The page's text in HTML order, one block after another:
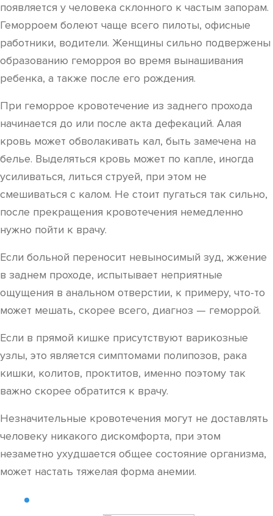
появляется у человека склонного к частым запорам.
Геморроем болеют чаще всего пилоты, офисные
работники, водители. Женщины сильно подвержены
образованию геморроя во время вынашивания
ребенка, а также после его рождения.
При геморрое кровотечение из заднего прохода
начинается до или после акта дефекаций. Алая
кровь может обволакивать кал, быть замечена на
белье. Выделяться кровь может по капле, иногда
усиливаться, литься струей, при этом не
смешиваться с калом. Не стоит пугаться так сильно,
после прекращения кровотечения немедленно
нужно пойти к врачу.
Если больной переносит невыносимый зуд, жжение
в заднем проходе, испытывает неприятные
ощущения в анальном отверстии, к примеру, что-то
может мешать, скорее всего, диагноз — геморрой.
Если в прямой кишке присутствуют варикозные
узлы, это является симптомами полипозов, рака
кишки, колитов, проктитов, именно поэтому так
важно скорее обратится к врачу.
Незначительные кровотечения могут не доставлять
человеку никакого дискомфорта, при этом
незаметно ухудшается общее состояние организма,
может настать тяжелая форма анемии.